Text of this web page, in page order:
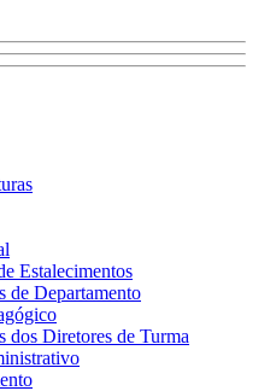
Estalecimentos
de Departamento
dos Diretores de Turma